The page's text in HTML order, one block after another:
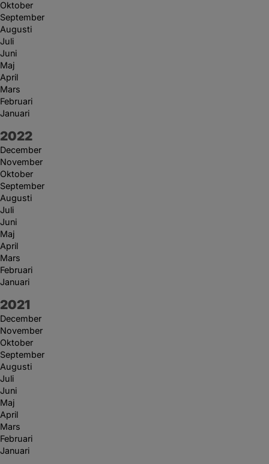
Oktober
September
Augusti
Juli
Juni
Maj
April
Mars
Februari
Januari
År:
2022
December
November
Oktober
September
Augusti
Juli
Juni
Maj
April
Mars
Februari
Januari
År:
2021
December
November
Oktober
September
Augusti
Juli
Juni
Maj
April
Mars
Februari
Januari